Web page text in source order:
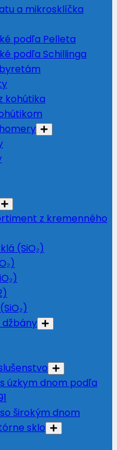
a mikrosklíčka
podľa Pelleta
podľa Schillinga
kohútika
z kremenného
(SiO₂)
džbány
úzkym dnom podľa
širokým dnom
sklo